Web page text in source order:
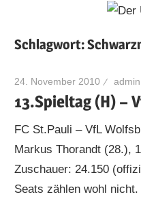
Schlagwort:
24. November 2010
13.Spieltag (H) –
FC St.Pauli – VfL
Markus Thorandt (28.),
Zuschauer: 24.150
Seats zählen wohl